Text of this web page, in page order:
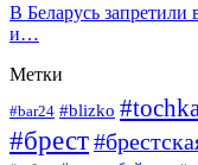
В Беларусь запретили
и…
Метки
#bar24 #blizko #tochka
#брест